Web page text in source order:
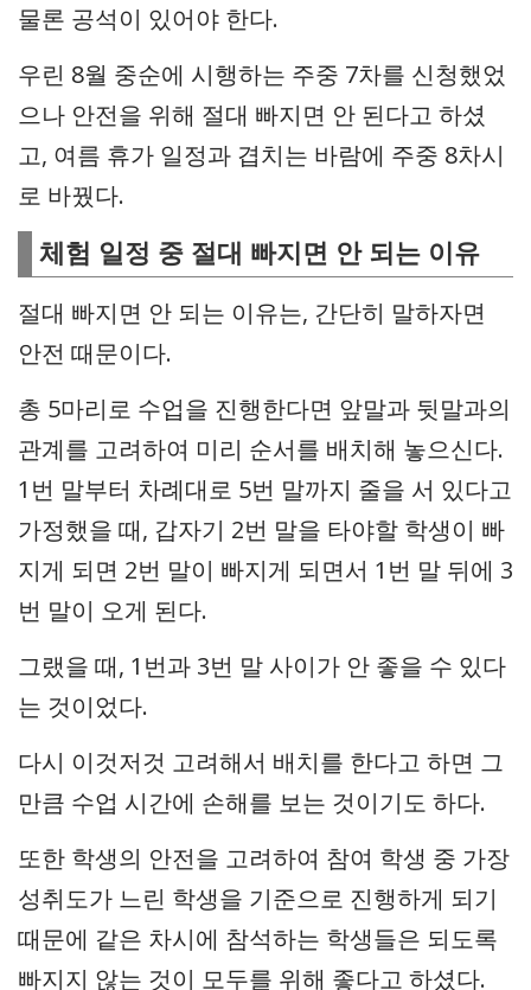
물론 공석이 있어야 한다.
우린 8월 중순에 시행하는 주중 7차를 신청했었
으나 안전을 위해 절대 빠지면 안 된다고 하셨
고, 여름 휴가 일정과 겹치는 바람에 주중 8차시
로 바꿨다.
체험 일정 중 절대 빠지면 안 되는 이유
절대 빠지면 안 되는 이유는, 간단히 말하자면
안전 때문이다.
총 5마리로 수업을 진행한다면 앞말과 뒷말과의
관계를 고려하여 미리 순서를 배치해 놓으신다.
1번 말부터 차례대로 5번 말까지 줄을 서 있다고
가정했을 때, 갑자기 2번 말을 타야할 학생이 빠
지게 되면 2번 말이 빠지게 되면서 1번 말 뒤에 3
번 말이 오게 된다.
그랬을 때, 1번과 3번 말 사이가 안 좋을 수 있다
는 것이었다.
다시 이것저것 고려해서 배치를 한다고 하면 그
만큼 수업 시간에 손해를 보는 것이기도 하다.
또한 학생의 안전을 고려하여 참여 학생 중 가장
성취도가 느린 학생을 기준으로 진행하게 되기
때문에 같은 차시에 참석하는 학생들은 되도록
빠지지 않는 것이 모두를 위해 좋다고 하셨다.